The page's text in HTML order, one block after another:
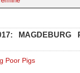
MAGDEBURG